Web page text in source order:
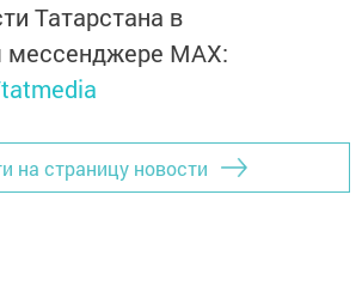
Татарстана в
мессенджере MАХ:
на страницу новости